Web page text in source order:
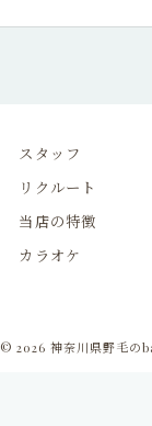
スタッフ
リクルート
当店の特徴
カラオケ
© 2026 神奈川県野毛の